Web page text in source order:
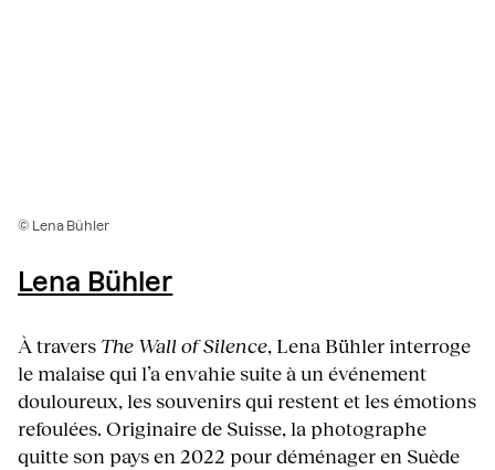
© Lena Bühler
Lena Bühler
À travers The Wall of Silence, Lena Bühler interroge
le malaise qui l’a envahie suite à un événement
douloureux, les souvenirs qui restent et les émotions
refoulées. Originaire de Suisse, la photographe
quitte son pays en 2022 pour déménager en Suède